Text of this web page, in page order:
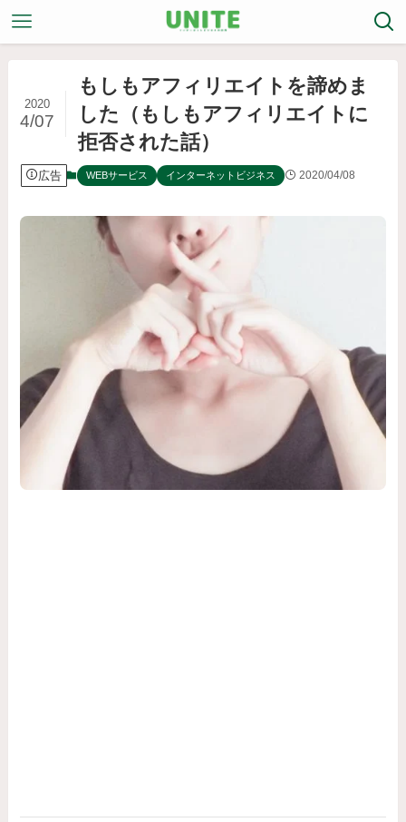
もしもアフィリエイトを諦めま
した（もしもアフィリエイトに
拒否された話）
2020
4/07
広告 WEBサービス インターネットビジネス 2020/04/08